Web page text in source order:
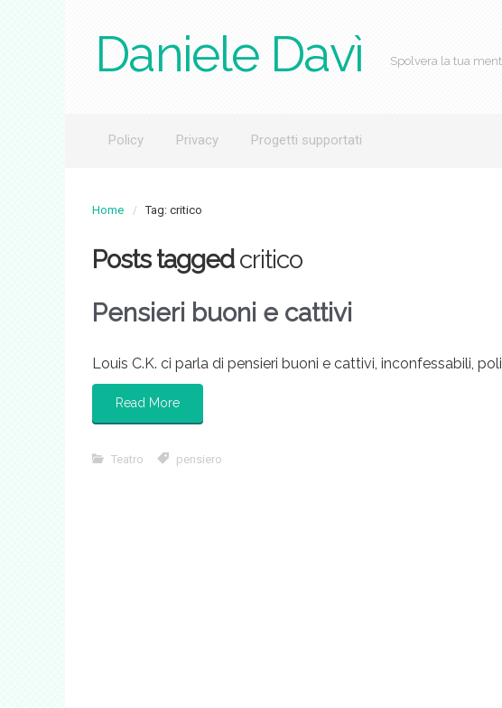
Daniele Davì Spolvera la tua
Policy Privacy Progetti supportati
Home Tag: critico
Posts taggedcritico
Pensieri buoni e cattivi
Louis C.K. ci parla di pensieri buoni e cattivi, inconfessabili,
Read More
Teatro pensiero